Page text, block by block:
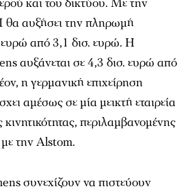
αυξήσει την πληρωμή
ευρώ από 3,1 δισ. ευρώ. Η
αυξάνεται σε 4,3 δισ. ευρώ από
η γερμανική επιχείρηση
αμέσως σε μία μεικτή εταιρεία
κινητικότητας, περιλαμβανομένης
την Alstom.
συνεχίζουν να πιστεύουν